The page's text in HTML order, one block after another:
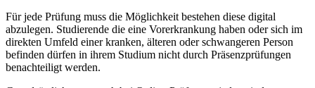
Für jede Prüfung muss die Möglichkeit bestehen diese digital
abzulegen. Studierende die eine Vorerkrankung haben oder sich im
direkten Umfeld einer kranken, älteren oder schwangeren Person
befinden dürfen in ihrem Studium nicht durch Präsenzprüfungen
benachteiligt werden.